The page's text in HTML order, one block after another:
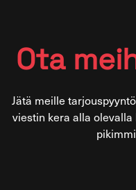
Ota
Jätä meil­le
vies­tin kera alla